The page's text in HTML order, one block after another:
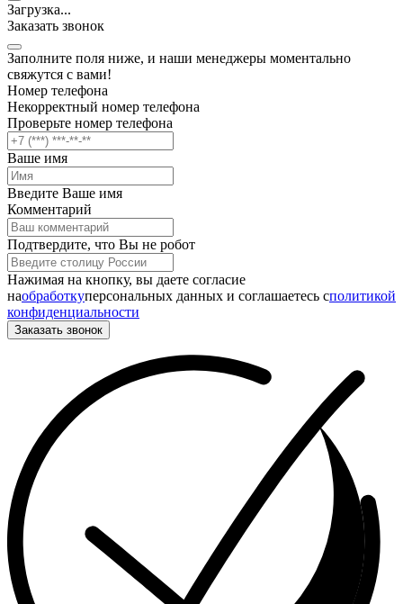
Загрузка...
Заказать звонок
Заполните поля ниже, и наши менеджеры моментально
свяжутся с вами!
Номер телефона
Некорректный номер телефона
Проверьте номер телефона
Ваше имя
Введите Ваше имя
Комментарий
Подтвердите, что Вы не робот
Нажимая на кнопку, вы даете согласие
наобработкуперсональных данных и соглашаетесь cполитикой
конфиденциальности
Заказать звонок